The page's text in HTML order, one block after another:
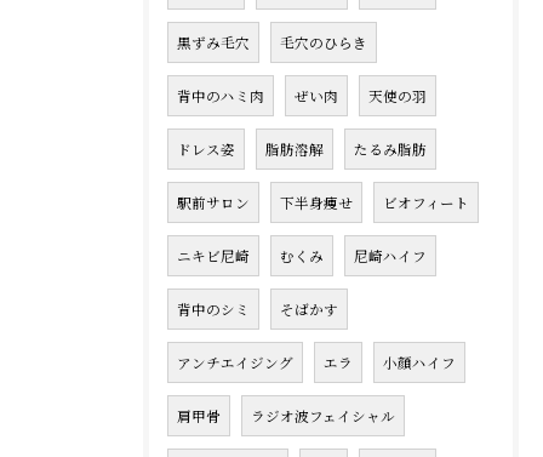
黒ずみ毛穴 毛穴のひらき
背中のハミ肉 ぜい肉 天使の羽
ドレス姿 脂肪溶解 たるみ脂肪
駅前サロン 下半身痩せ ビオフィート
ニキビ尼崎 むくみ 尼崎ハイフ
背中のシミ そばかす
アンチエイジング エラ 小顔ハイフ
肩甲骨 ラジオ波フェイシャル